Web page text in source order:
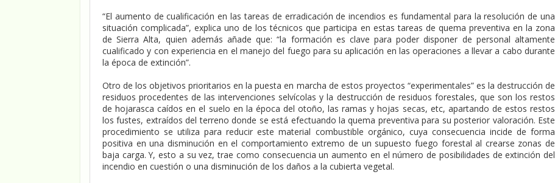
“El aumento de cualificación en las tareas de erradicación de incendios es fundamental para la resolución de una
situación complicada”, explica uno de los técnicos que participa en estas tareas de quema preventiva en la zona
de Sierra Alta, quien además añade que: “la formación es clave para poder disponer de personal altamente
cualificado y con experiencia en el manejo del fuego para su aplicación en las operaciones a llevar a cabo durante
la época de extinción”.
Otro de los objetivos prioritarios en la puesta en marcha de estos proyectos “experimentales” es la destrucción de
residuos procedentes de las intervenciones selvícolas y la destrucción de residuos forestales, que son los restos
de hojarasca caídos en el suelo en la época del otoño, las ramas y hojas secas, etc, apartando de estos restos
los fustes, extraídos del terreno donde se está efectuando la quema preventiva para su posterior valoración. Este
procedimiento se utiliza para reducir este material combustible orgánico, cuya consecuencia incide de forma
positiva en una disminución en el comportamiento extremo de un supuesto fuego forestal al crearse zonas de
baja carga. Y, esto a su vez, trae como consecuencia un aumento en el número de posibilidades de extinción del
incendio en cuestión o una disminución de los daños a la cubierta vegetal.